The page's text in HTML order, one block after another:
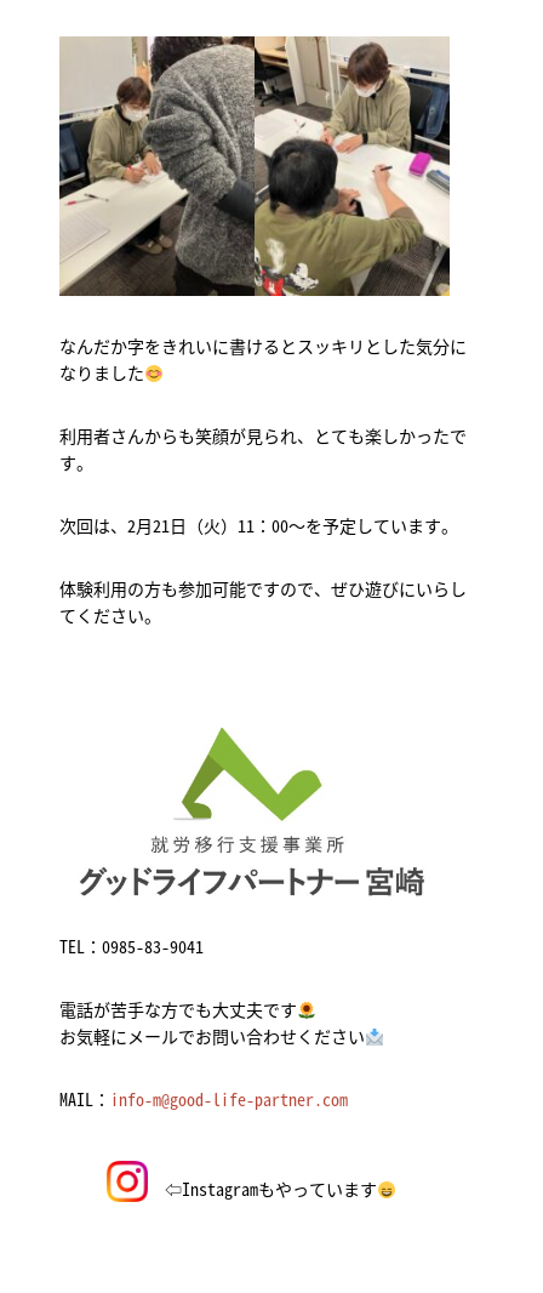
なんだか字をきれいに書けるとスッキリとした気分に
なりました
利用者さんからも笑顔が見られ、とても楽しかったで
す。
次回は、2月21日（火）11：00～を予定しています。
体験利用の方も参加可能ですので、ぜひ遊びにいらし
てください。
TEL：0985-83-9041
電話が苦手な方でも大丈夫です
お気軽にメールでお問い合わせください
MAIL： info-m@good-life-partner.com
⇦Instagramもやっています